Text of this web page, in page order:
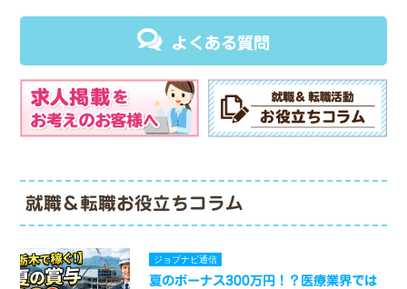
よくある質問
就職＆転職お役立ちコラム
ジョブナビ通信
夏のボーナス300万円！？医療業界では